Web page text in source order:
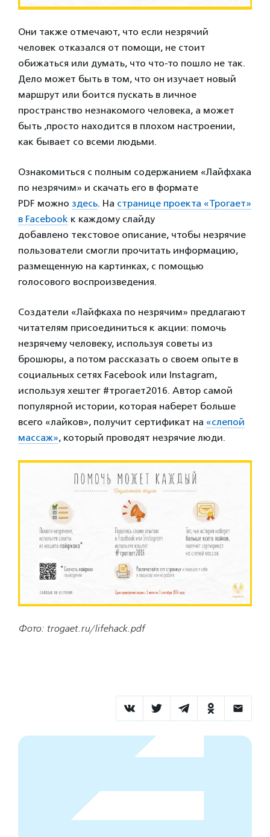
Они также отмечают, что если незрячий
человек отказался от помощи, не стоит
обижаться или думать, что что-то пошло не так.
Дело может быть в том, что он изучает новый
маршрут или боится пускать в личное
пространство незнакомого человека, а может
быть ,просто находится в плохом настроении,
как бывает со всеми людьми.
Ознакомиться с полным содержанием «Лайфхака
по незрячим» и скачать его в формате
PDF можно здесь. На странице проекта «Трогает»
в Facebook к каждому слайду
добавлено текстовое описание, чтобы незрячие
пользователи смогли прочитать информацию,
размещенную на картинках, с помощью
голосового воспроизведения.
Создатели «Лайфкаха по незрячим» предлагают
читателям присоединиться к акции: помочь
незрячему человеку, используя советы из
брошюры, а потом рассказать о своем опыте в
социальных сетях Facebook или Instagram,
используя хештег #трогает2016. Автор самой
популярной истории, которая наберет больше
всего «лайков», получит сертификат на «слепой
массаж», который проводят незрячие люди.
Фото: trogaet.ru/lifehack.pdf